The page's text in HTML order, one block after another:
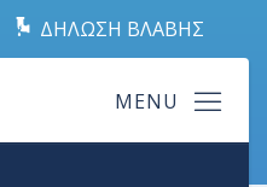
ΔΗΛΩΣΗ ΒΛΑΒΗΣ